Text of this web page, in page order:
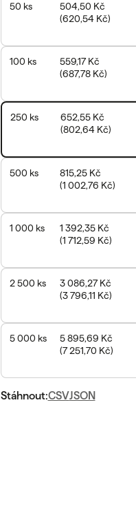
50 ks
504,50 Kč
(620,54 Kč)
100 ks
559,17 Kč
(687,78 Kč)
250 ks
652,55 Kč
(802,64 Kč)
500 ks
815,25 Kč
(1 002,76 Kč)
1 000 ks
1 392,35 Kč
(1 712,59 Kč)
2 500 ks
3 086,27 Kč
(3 796,11 Kč)
5 000 ks
5 895,69 Kč
(7 251,70 Kč)
Stáhnout:CSVJSON